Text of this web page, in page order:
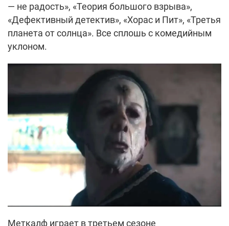
— не радость», «Теория большого взрыва»,
«Дефективный детектив», «Хорас и Пит», «Третья
планета от солнца». Все сплошь с комедийным
уклоном.
Меткалф играет в третьем сезоне